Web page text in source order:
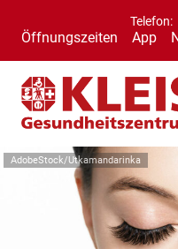
Telefon:
Öffnungszeiten App
AdobeStock/Utkamandarinka